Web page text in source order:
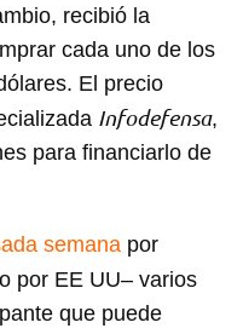
recibió la
cada uno de los
El precio
Infodefensa,
para financiarlo de
semana por
por EE UU– varios
que puede